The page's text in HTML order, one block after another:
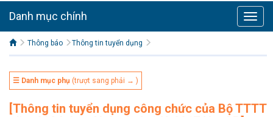
Toggle
Danh mục chính
Thông báo Thông tin tuyển dụng
☰ Danh mục phụ (trượt sang phải → )
[Thông tin tuyển dụng công chức của Bộ TTTT